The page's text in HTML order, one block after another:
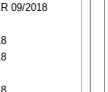
09/2018